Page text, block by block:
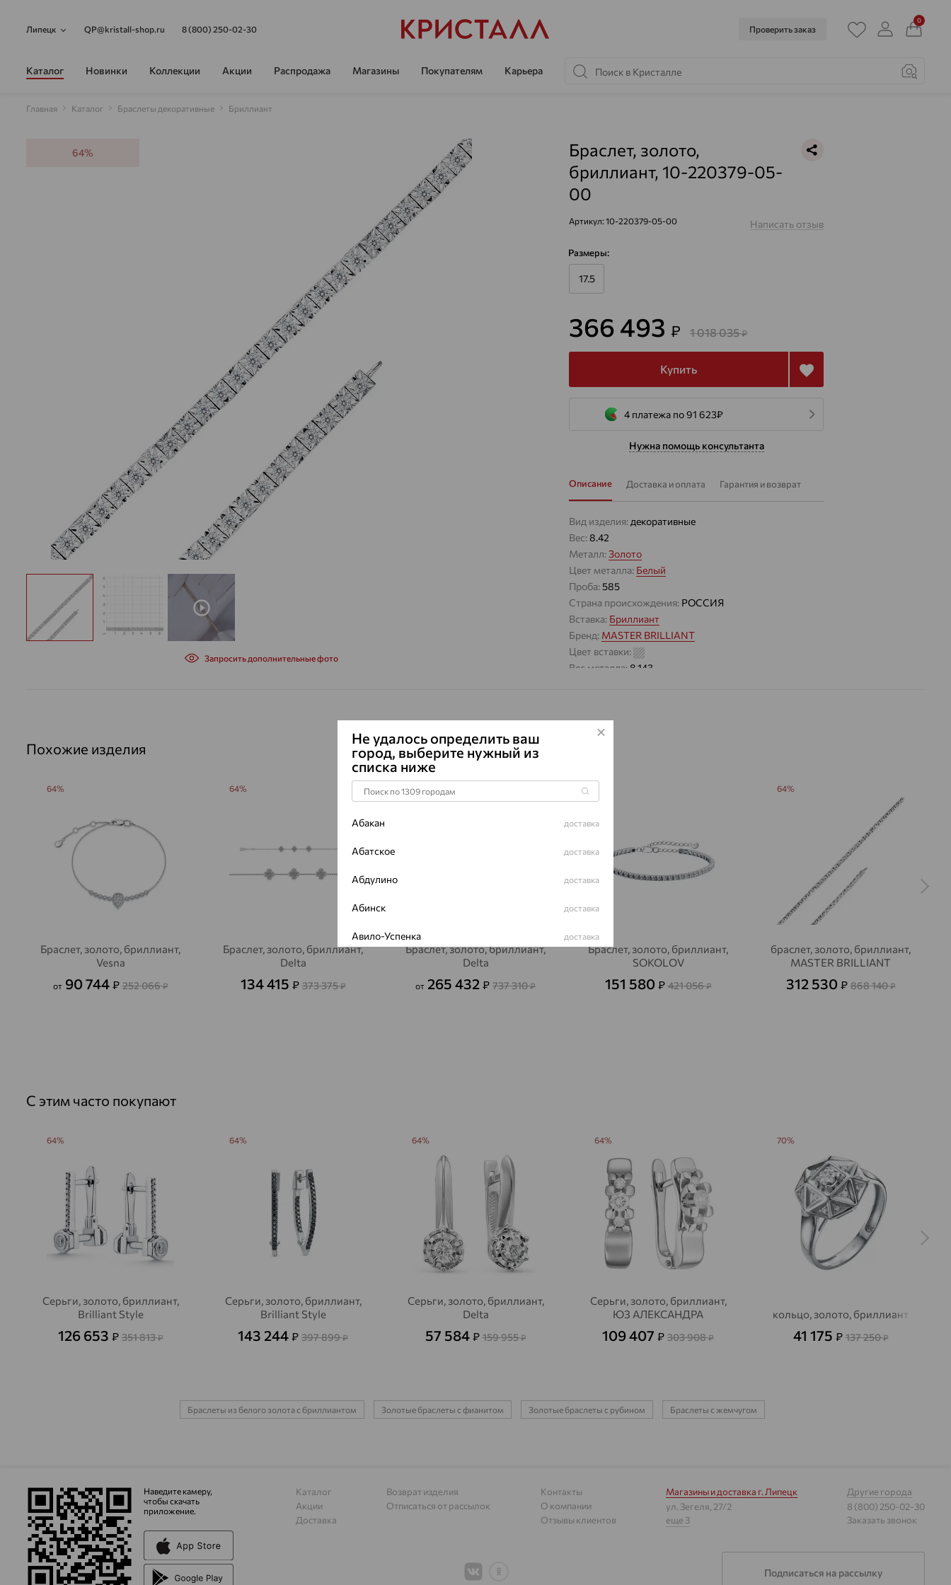
Липецк QP@kristall-shop.ru 8 (800) 250-02-30 Проверить заказ
0
Каталог Новинки Коллекции Акции Распродажа Магазины Покупателям Карьера
Главная Каталог Браслеты декоративные Бриллиант
64%
Запросить дополнительные фото
Браслет, золото,
бриллиант, 10-220379-05-
00
Артикул: 10-220379-05-00 Написать отзыв
Размеры:
17.5
366 493 ₽ 1 018 035₽
Купить
4 платежа по 91 623₽
Нужна помощь консультанта
Описание Доставка и оплата Гарантия и возврат
Вид изделия: декоративные
Вес:8.42
Металл:Золото
Цвет металла: Белый
Проба:585
Страна происхождения: РОССИЯ
Вставка: Бриллиант
Бренд: MASTER BRILLIANT
Цвет вставки:
Вес металла: 8.143
Характеристика вставки:
ЦВЕТ
ГРАНЕЙ
Похожие изделия
Браслет, золото, бриллиант,
Vesna
от 90 744 ₽ 252 066₽
64%
Браслет, золото, бриллиант,
Delta
134 415 ₽ 373 375₽
64%
Браслет, золото, бриллиант,
Delta
от 265 432 ₽ 737 310₽
64%
Браслет, золото, бриллиант,
SOKOLOV
151 580 ₽ 421 056₽
браслет, золото, бриллиант,
MASTER BRILLIANT
312 530 ₽ 868 140₽
64%
С этим часто покупают
Серьги, золото, бриллиант,
Brilliant Style
126 653 ₽ 351 813₽
64%
Серьги, золото, бриллиант,
Brilliant Style
143 244 ₽ 397 899₽
64%
Серьги, золото, бриллиант,
Delta
57 584 ₽ 159 955₽
64%
Серьги, золото, бриллиант,
ЮЗ АЛЕКСАНДРА
109 407 ₽ 303 908₽
64%
кольцо, золото, бриллиант
41 175 ₽ 137 250₽
70%
Браслеты из белого золота с бриллиантом Золотые браслеты с фианитом Золотые браслеты с рубином Браслеты с жемчугом
Наведите камеру,
чтобы скачать
приложение.
Каталог
Акции
Доставка
Возврат изделия
Отписаться от рассылок
Контакты
О компании
Отзывы клиентов
Магазины и доставка г. Липецк
ул. Зегеля, 27/2
еще 3
Другие города
8 (800) 250-02-30
Заказать звонок
Подписаться на рассылку
Не удалось определить ваш
город, выберите нужный из
списка ниже
Абакан доставка
Абатское доставка
Абдулино доставка
Абинск доставка
Авило-Успенка доставка
Актюбинский, Азнакаевский район
Алапаевск доставка
Алексеево-Лозовское доставка